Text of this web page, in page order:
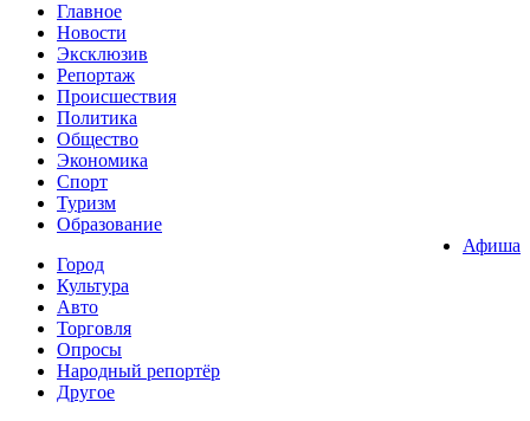
Главное
Новости
Эксклюзив
Репортаж
Происшествия
Политика
Общество
Экономика
Спорт
Туризм
Образование
Афиша
Город
Культура
Авто
Торговля
Опросы
Народный репортёр
Другое